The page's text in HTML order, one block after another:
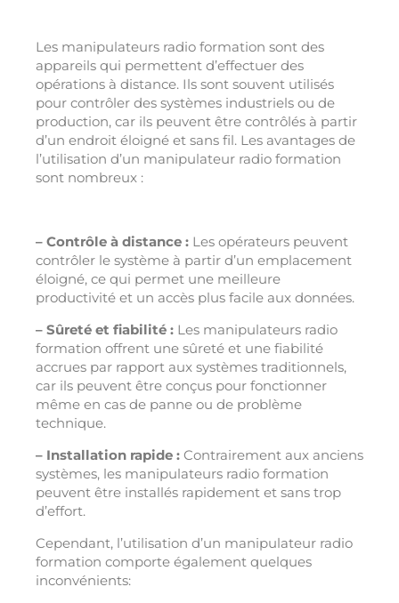
Les manipulateurs radio formation sont des
appareils qui permettent d’effectuer des
opérations à distance. Ils sont souvent utilisés
pour contrôler des systèmes industriels ou de
production, car ils peuvent être contrôlés à partir
d’un endroit éloigné et sans fil. Les avantages de
l’utilisation d’un manipulateur radio formation
sont nombreux :
– Contrôle à distance : Les opérateurs peuvent
contrôler le système à partir d’un emplacement
éloigné, ce qui permet une meilleure
productivité et un accès plus facile aux données.
– Sûreté et fiabilité : Les manipulateurs radio
formation offrent une sûreté et une fiabilité
accrues par rapport aux systèmes traditionnels,
car ils peuvent être conçus pour fonctionner
même en cas de panne ou de problème
technique.
– Installation rapide : Contrairement aux anciens
systèmes, les manipulateurs radio formation
peuvent être installés rapidement et sans trop
d’effort.
Cependant, l’utilisation d’un manipulateur radio
formation comporte également quelques
inconvénients: